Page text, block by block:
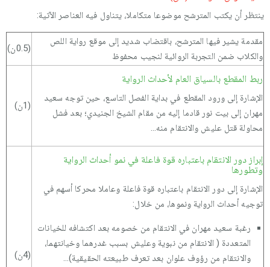
ينتظر أن يكتب المترشح موضوعا متكاملا، يتناول فيه العناصر الآتية:
مقدمة يشير فيها المترشح، باقتضاب شديد إلى موقع رواية اللص
والكلاب ضمن التجربة الروائية لنجيب محفوظ
(0.5ن)
ربط المقطع بالسياق العام لأحداث الرواية
الإشارة إلى ورود المقطع في بداية الفصل التاسع، حين توجه سعيد
مهران إلى بيت نور قادما إليه من مقام الشيخ الجنيدي؛ بعد فشل
محاولة قتل عليش والانتقام منه...
(1ن)
إبراز دور الانتقام باعتباره قوة فاعلة في نمو أحداث الرواية
وتطورها
الإشارة إلى دور الانتقام باعتباره قوة فاعلة وعاملا محركا أسهم في
توجيه أحداث الرواية ونموها، من خلال:
رغبة سعيد مهران في الانتقام من خصومه بعد اكتشافه للخيانات
المتعددة ( الانتقام من نبوية وعليش بسبب غدرهما وخيانتهما،
والانتقام من رؤوف علوان بعد تعرف طبيعته الحقيقية)...
(4ن)